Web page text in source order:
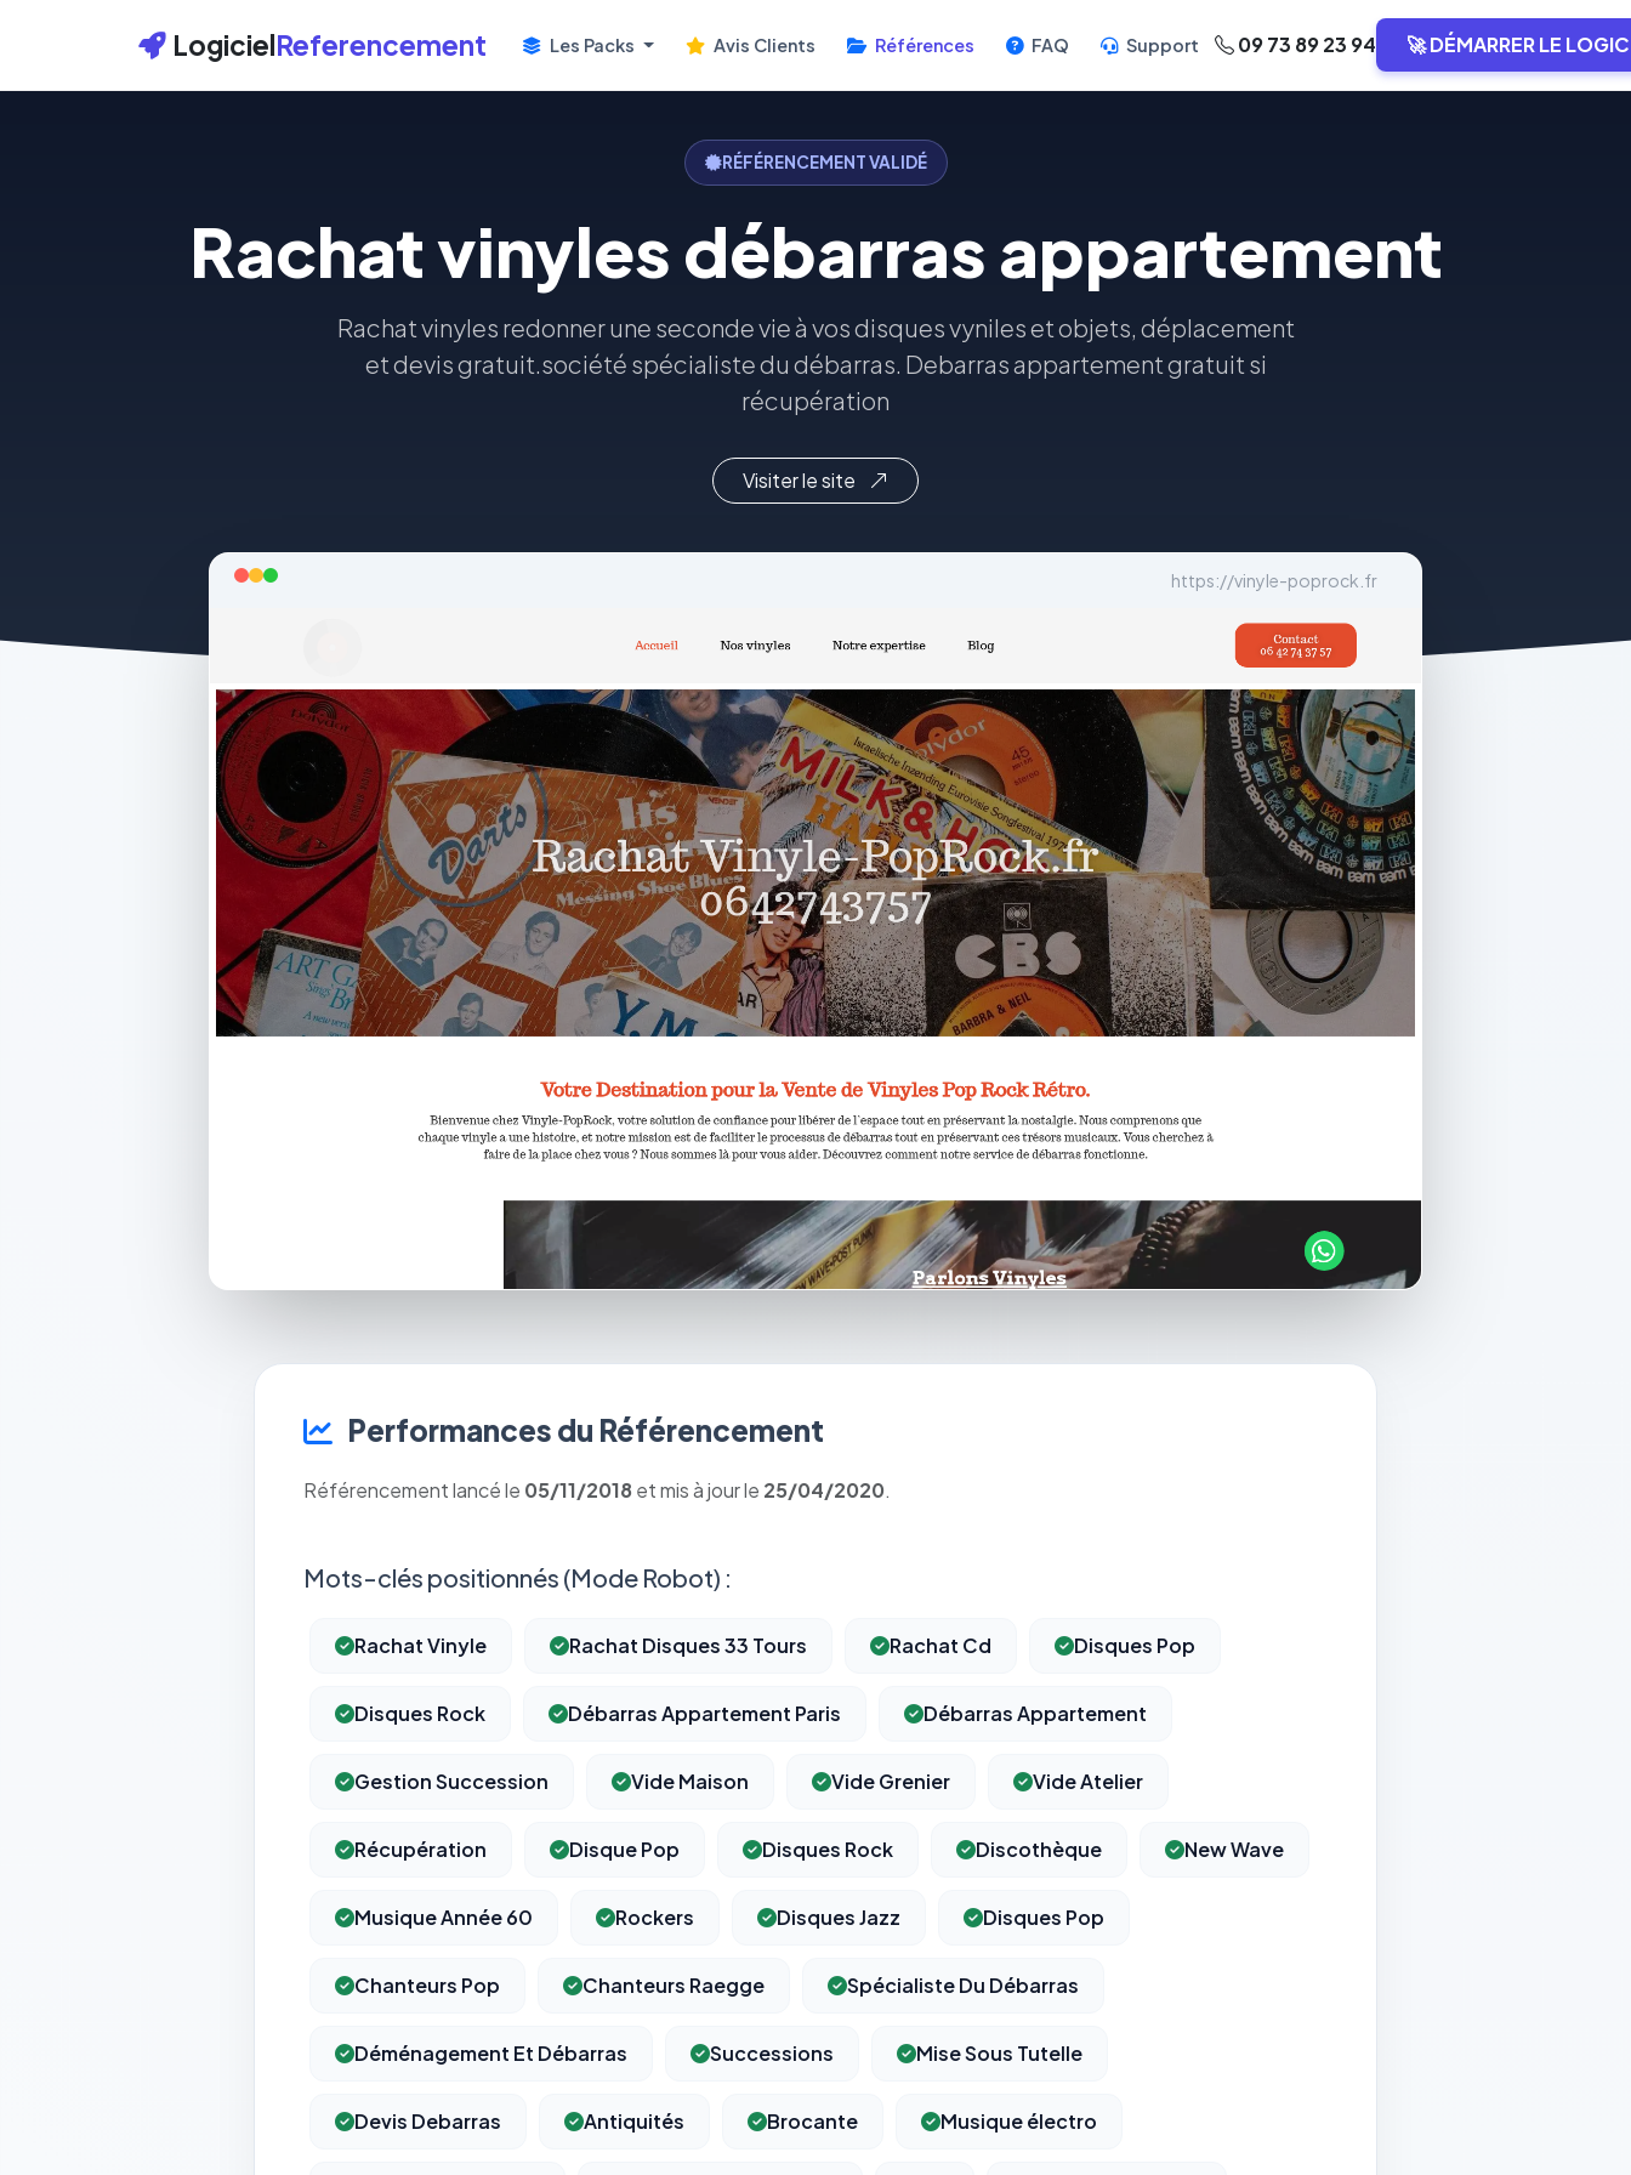
LogicielReferencement Les Packs Avis Clients Références FAQ Support 09 73 89 23 94 🚀 DÉMARRER LE
RÉFÉRENCEMENT VALIDÉ
Rachat vinyles débarras appartement
Rachat vinyles redonner une seconde vie à vos disques vyniles et objets, déplacement
et devis gratuit.société spécialiste du débarras. Debarras appartement gratuit si
récupération
Visiter le site
https://vinyle-poprock.fr
Performances du Référencement
Référencement lancé le 05/11/2018 et mis à jour le 25/04/2020.
Mots-clés positionnés (Mode Robot) :
Rachat Vinyle Rachat Disques 33 Tours Rachat Cd Disques Pop
Disques Rock Débarras Appartement Paris Débarras Appartement
Gestion Succession Vide Maison Vide Grenier Vide Atelier
Récupération Disque Pop Disques Rock Discothèque New Wave
Musique Année 60 Rockers Disques Jazz Disques Pop
Chanteurs Pop Chanteurs Raegge Spécialiste Du Débarras
Déménagement Et Débarras Successions Mise Sous Tutelle
Devis Debarras Antiquités Brocante Musique électro